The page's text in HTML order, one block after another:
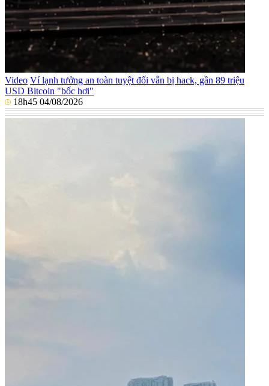
Video Ví lạnh tưởng an toàn tuyệt đối vẫn bị hack, gần 89 triệu
USD Bitcoin "bốc hơi"
18h45 04/08/2026